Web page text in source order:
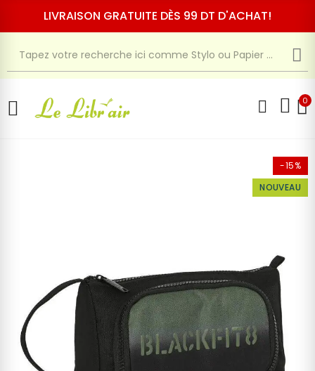
LIVRAISON GRATUITE DÈS 99 DT D'ACHAT!
0
-15%
NOUVEAU